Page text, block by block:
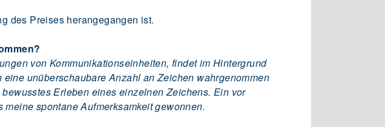
des Preises herangegangen ist.
von Kommunikationseinheiten, findet im Hintergrund
unüberschaubare Anzahl an Zeichen wahrgenommen
Erleben eines einzelnen Zeichens. Ein vor
spontane Aufmerksamkeit gewonnen.